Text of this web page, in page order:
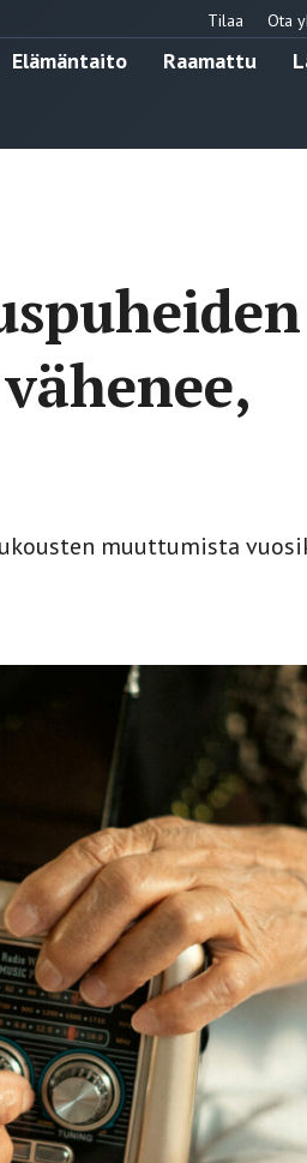
Tilaa Ota
Elämäntaito Raamattu
muuttumista